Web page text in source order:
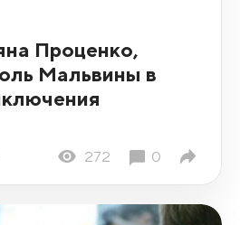
Проценко,
Мальвины в
272 0